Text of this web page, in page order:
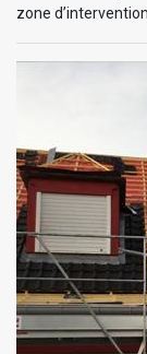
zone d’intervention.